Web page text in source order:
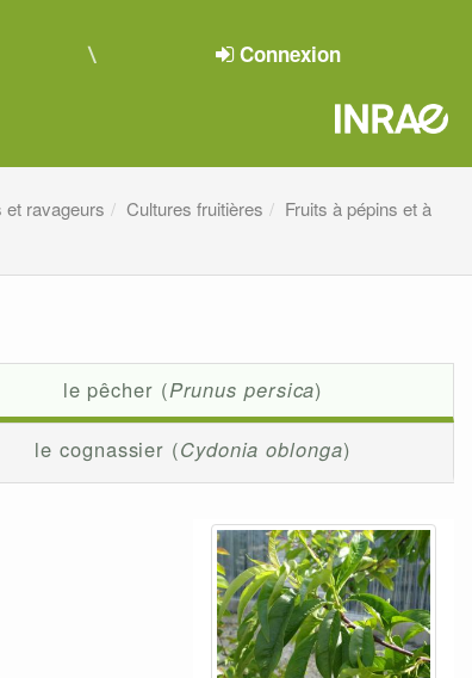
Connexion
et ravageurs Cultures fruitières
Fruits à pépins et à
le pêcher (Prunus persica)
le cognassier (Cydonia oblonga)